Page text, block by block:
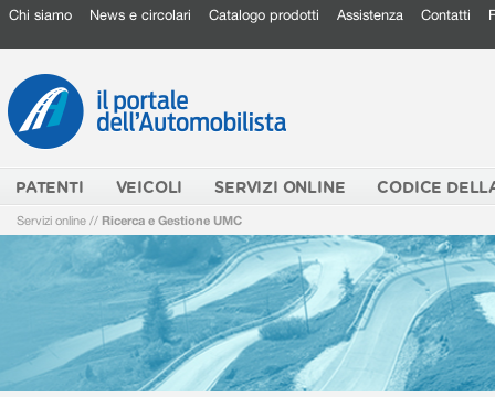
Chi siamo News e circolari Catalogo prodotti Assistenza Contatti
PATENTI VEICOLI SERVIZI ONLINE CODICE
Servizi online // Ricerca e Gestione UMC